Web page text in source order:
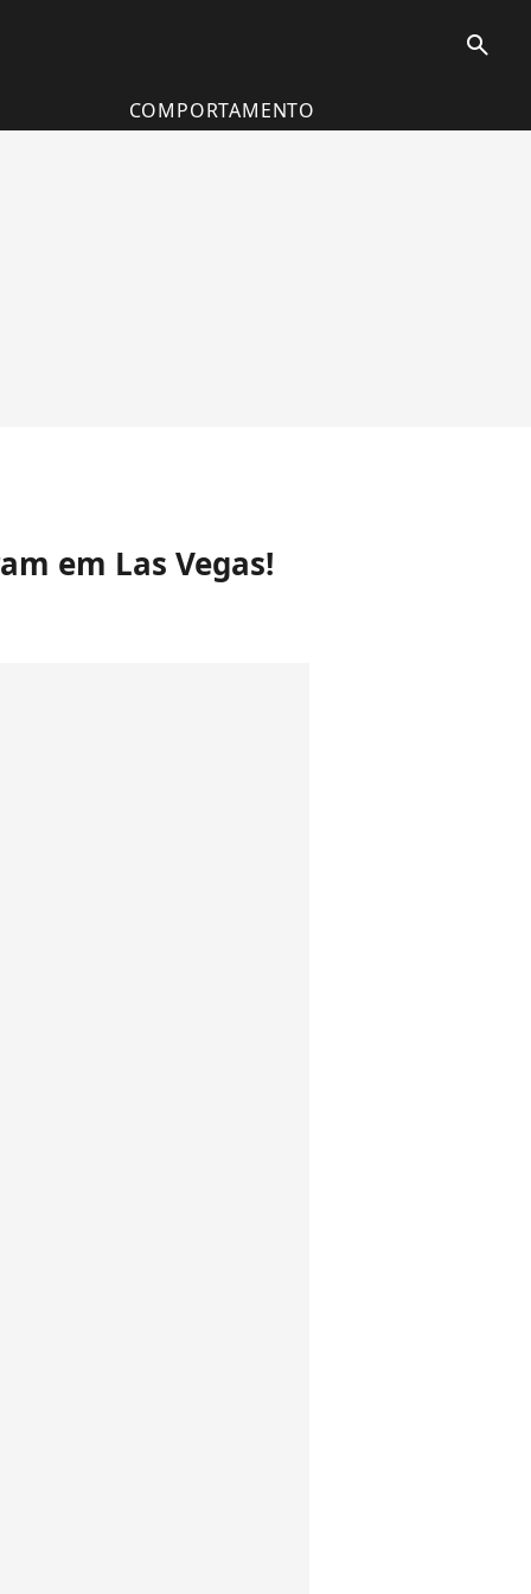
search
COMPORTAMENTO
em Las Vegas!